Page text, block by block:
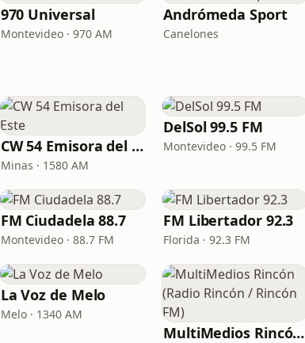
970 Universal
Montevideo · 970 AM
Andrómeda Sport
Canelones
CW 54 Emisora del Este
Minas · 1580 AM
DelSol 99.5 FM
Montevideo · 99.5 FM
FM Ciudadela 88.7
Montevideo · 88.7 FM
FM Libertador 92.3
Florida · 92.3 FM
La Voz de Melo
Melo · 1340 AM
MultiMedios Rincón (Radio Rincón / Rincón FM)